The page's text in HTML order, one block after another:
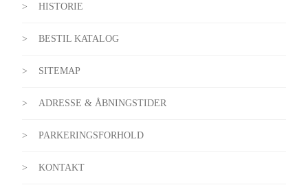
HISTORIE
BESTIL KATALOG
SITEMAP
ADRESSE & ÅBNINGSTIDER
PARKERINGSFORHOLD
KONTAKT